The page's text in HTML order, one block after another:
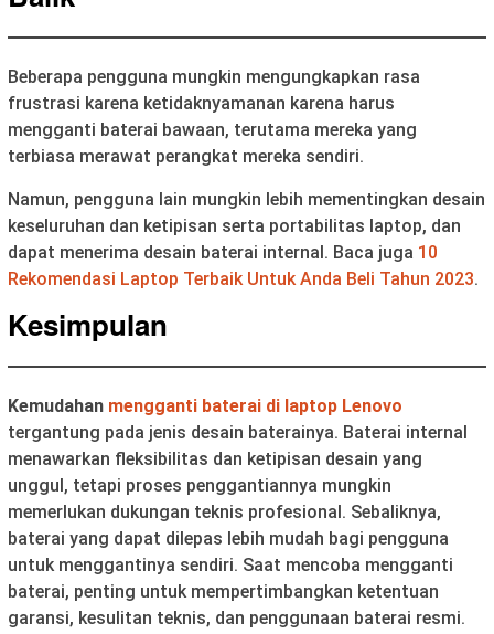
Beberapa pengguna mungkin mengungkapkan rasa
frustrasi karena ketidaknyamanan karena harus
mengganti baterai bawaan, terutama mereka yang
terbiasa merawat perangkat mereka sendiri.
Namun, pengguna lain mungkin lebih mementingkan desain
keseluruhan dan ketipisan serta portabilitas laptop, dan
dapat menerima desain baterai internal. Baca juga 10
Rekomendasi Laptop Terbaik Untuk Anda Beli Tahun 2023.
Kesimpulan
Kemudahan mengganti baterai di laptop Lenovo
tergantung pada jenis desain baterainya. Baterai internal
menawarkan fleksibilitas dan ketipisan desain yang
unggul, tetapi proses penggantiannya mungkin
memerlukan dukungan teknis profesional. Sebaliknya,
baterai yang dapat dilepas lebih mudah bagi pengguna
untuk menggantinya sendiri. Saat mencoba mengganti
baterai, penting untuk mempertimbangkan ketentuan
garansi, kesulitan teknis, dan penggunaan baterai resmi.